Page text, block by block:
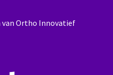
Ortho Innovatief